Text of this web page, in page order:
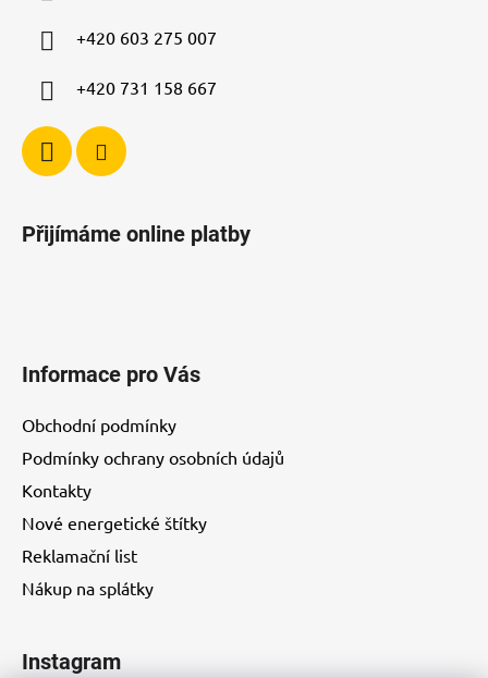
+420 603 275 007
+420 731 158 667
Přijímáme online platby
Informace pro Vás
Obchodní podmínky
Podmínky ochrany osobních údajů
Kontakty
Nové energetické štítky
Reklamační list
Nákup na splátky
Instagram